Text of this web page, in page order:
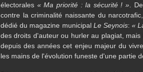
électorales « Ma priorité : la sécurité ! » .
contre la criminalité naissante du
dédié du magazine municipal Le Seynois:«
des droits d'auteur ou hurler au plagiat,
depuis des années cet enjeu majeur du
les mains de l'évolution funeste d'une partie